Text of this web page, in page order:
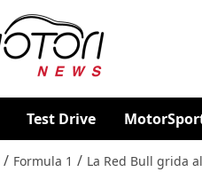
Test Drive
/ Formula 1 / La Red Bull grida